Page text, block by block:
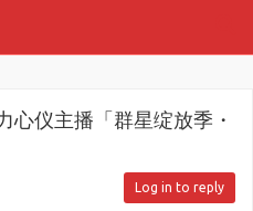
心仪主播「群星绽放季・
Log in to reply